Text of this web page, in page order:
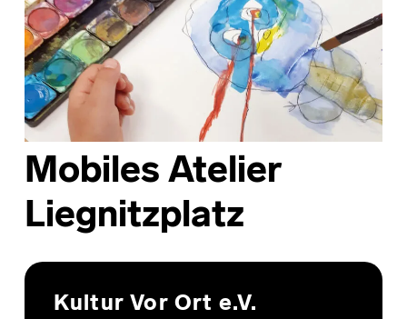
Mobiles Atelier
Liegnitzplatz
Skip back to main navigation
Kultur Vor Ort e.V.